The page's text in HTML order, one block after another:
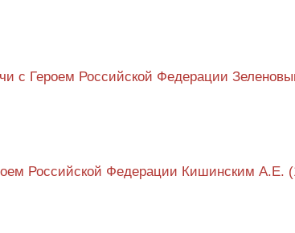
с Героем Российской Федерации
Российской Федерации Кишинским А.Е.